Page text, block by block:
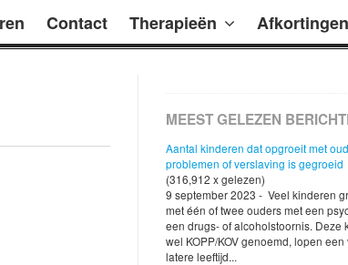
Contact Therapieën Afkortingen
MEEST GELEZEN
Aantal kinderen dat opgroeit met
problemen of verslaving is gegroeid
(316,912 x gelezen)
9 september 2023 - Veel kinderen
met één of twee ouders met een
een drugs- of alcoholstoornis. Deze
wel KOPP/KOV genoemd, lopen
latere leeftijd...